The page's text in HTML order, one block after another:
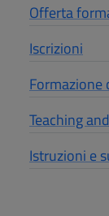
Offerta
Iscrizioni
Formazione
Teaching
Istruzioni e